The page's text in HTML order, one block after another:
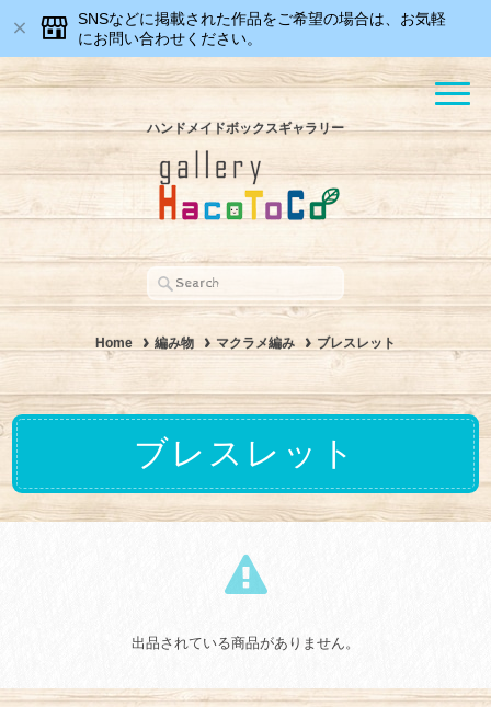
SNSなどに掲載された作品をご希望の場合は、お気軽
にお問い合わせください。
ハンドメイドボックスギャラリー
Home 編み物 マクラメ編み ブレスレット
ブレスレット
出品されている商品がありません。